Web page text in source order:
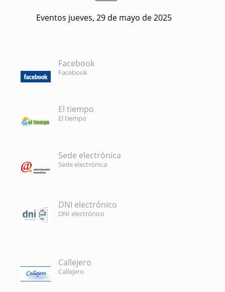
Eventos jueves, 29 de mayo de 2025
Facebook
Facebook
El tiempo
El tiempo
Sede electrónica
Sede electrónica
DNI electrónico
DNI electrónico
Callejero
Callejero